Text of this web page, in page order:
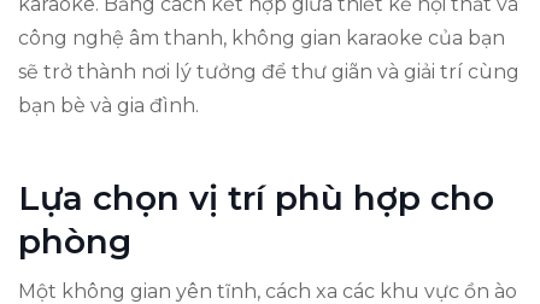
công nghệ âm thanh, không gian karaoke của bạn
sẽ trở thành nơi lý tưởng để thư giãn và giải trí cùng
bạn bè và gia đình.
Lựa chọn vị trí phù hợp cho
phòng
Một không gian yên tĩnh, cách xa các khu vực ồn ào